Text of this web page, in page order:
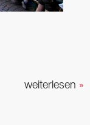
weiterlesen »